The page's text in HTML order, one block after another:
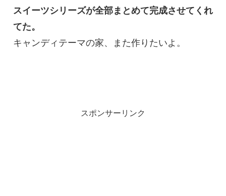
スイーツシリーズが全部まとめて完成させてくれ
てた。
キャンディテーマの家、また作りたいよ。
スポンサーリンク